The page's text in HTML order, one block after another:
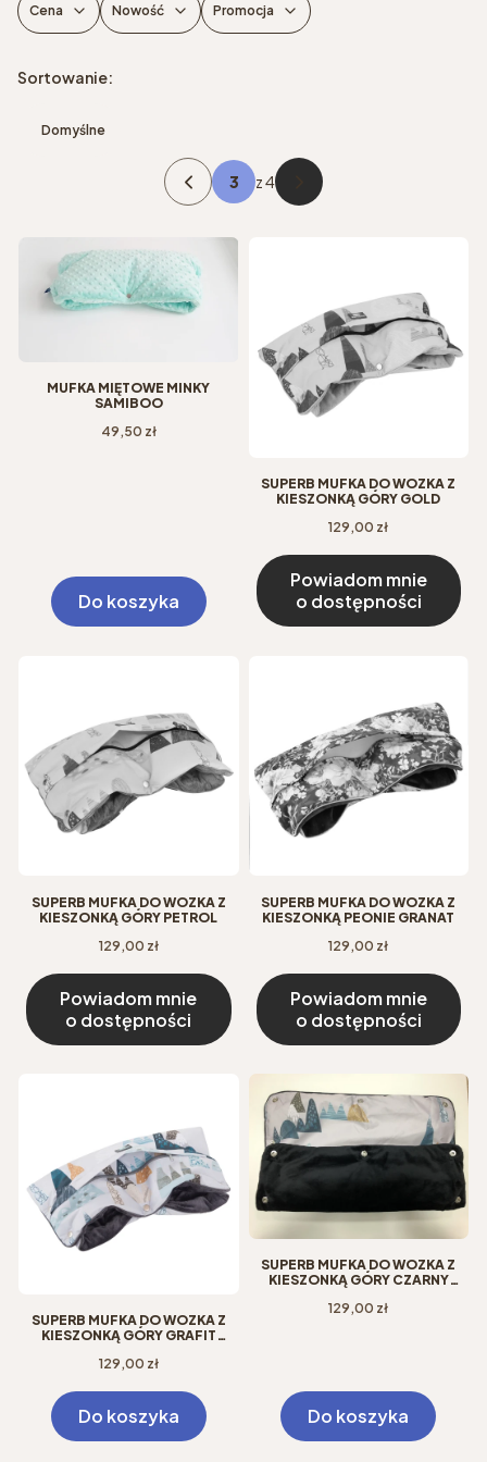
Cena Nowość Promocja
Lista produktów
Sortowanie:
Domyślne
Poprzednie produkty
z 4 Następne produkty
MUFKA MIĘTOWE MINKY
SAMIBOO
Cena
49,50 zł
Do koszyka
SUPERB MUFKA DO WÓZKA Z
KIESZONKĄ GÓRY GOLD
Cena
129,00 zł
Powiadom mnie
o dostępności
SUPERB MUFKA DO WÓZKA Z
KIESZONKĄ GÓRY PETROL
Cena
129,00 zł
Powiadom mnie
o dostępności
SUPERB MUFKA DO WÓZKA Z
KIESZONKĄ PEONIE GRANAT
Cena
129,00 zł
Powiadom mnie
o dostępności
SUPERB MUFKA DO WÓZKA Z
KIESZONKĄ GÓRY GRAFIT
Cena
129,00 zł
Do koszyka
SUPERB MUFKA DO WÓZKA Z
KIESZONKĄ GÓRY CZARNY
Cena
129,00 zł
Do koszyka